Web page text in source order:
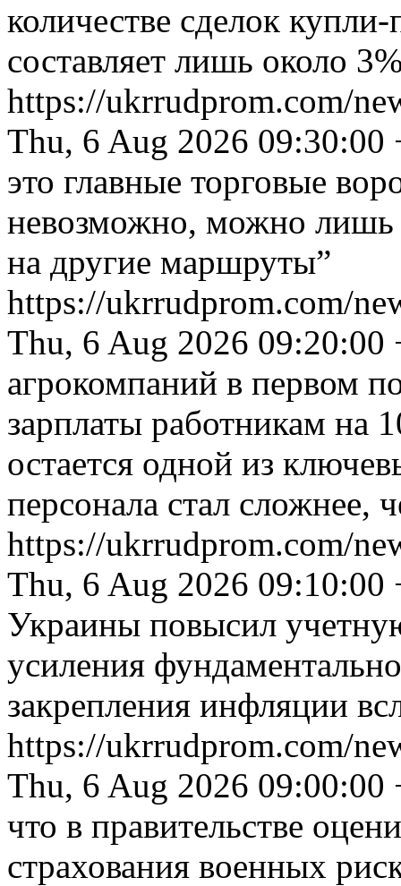
количестве сделок
составляет лишь около
https://ukrrudprom.com/
Thu, 6 Aug 2026 09:30:00
это главные торговые
невозможно, можно лишь
на другие маршруты”
https://ukrrudprom.com/
Thu, 6 Aug 2026 09:20:00
агрокомпаний в первом
зарплаты работникам на
остается одной из
персонала стал сложнее,
https://ukrrudprom.com/
Thu, 6 Aug 2026 09:10:00
Украины повысил
усиления
закрепления инфляции
https://ukrrudprom.com/
Thu, 6 Aug 2026 09:00:00
что в правительстве
страхования военных